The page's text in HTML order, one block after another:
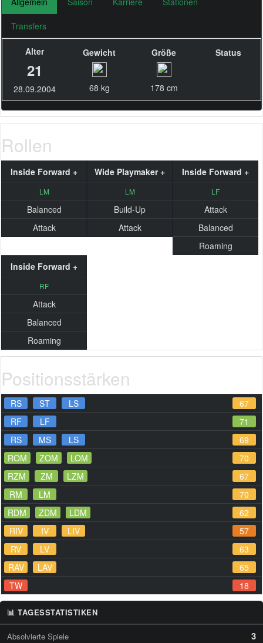
Transfers
Alter
21
28.09.2004
Gewicht
68 kg
Größe
178 cm
Status
Rollen
Inside Forward +
LM
Balanced
Attack
Wide Playmaker +
LM
Build-Up
Attack
Inside Forward +
LF
Attack
Balanced
Roaming
Inside Forward +
RF
Attack
Balanced
Roaming
Positionsstärken
RS ST LS
67
RF
LF
71
RS
MS LS
69
ROM
ZOM LOM
70
RZM
ZM LZM
67
RM
LM
70
RDM
ZDM LDM
62
RIV
IV LIV
57
RV
LV
63
RAV
LAV
65
TW
18
📊 TAGESSTATISTIKEN
Absolvierte Spiele 3